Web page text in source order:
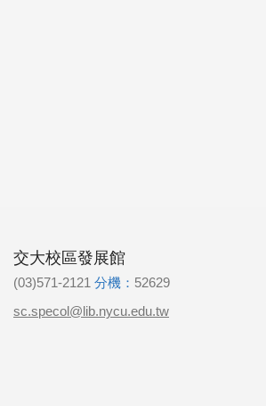
交大校區發展館
(03)571-2121 分機： 52629
sc.specol@lib.nycu.edu.tw